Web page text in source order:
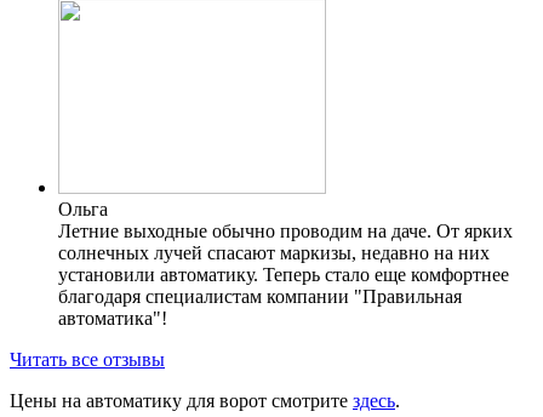
Ольга
Летние выходные обычно проводим на даче. От ярких
солнечных лучей спасают маркизы, недавно на них
установили автоматику. Теперь стало еще комфортнее
благодаря специалистам компании "Правильная
автоматика"!
Читать все отзывы
Цены на автоматику для ворот смотрите здесь.